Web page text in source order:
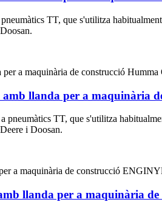
TT, que s'utilitza
llanda per a maquinària
pneumàtics TT, que s'utilitza
i Doosan.
llanda per a maquinària